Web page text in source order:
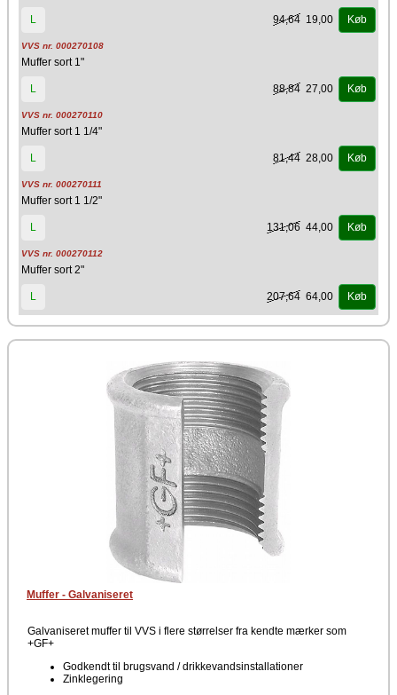
L 94,64 19,00 Køb
VVS nr. 000270108
Muffer sort 1"
L 88,84 27,00 Køb
VVS nr. 000270110
Muffer sort 1 1/4"
L 81,44 28,00 Køb
VVS nr. 000270111
Muffer sort 1 1/2"
L 131,06 44,00 Køb
VVS nr. 000270112
Muffer sort 2"
L 207,64 64,00 Køb
Muffer - Galvaniseret
Galvaniseret muffer til VVS i flere størrelser fra kendte mærker som
+GF+
Godkendt til brugsvand / drikkevandsinstallationer
Zinklegering